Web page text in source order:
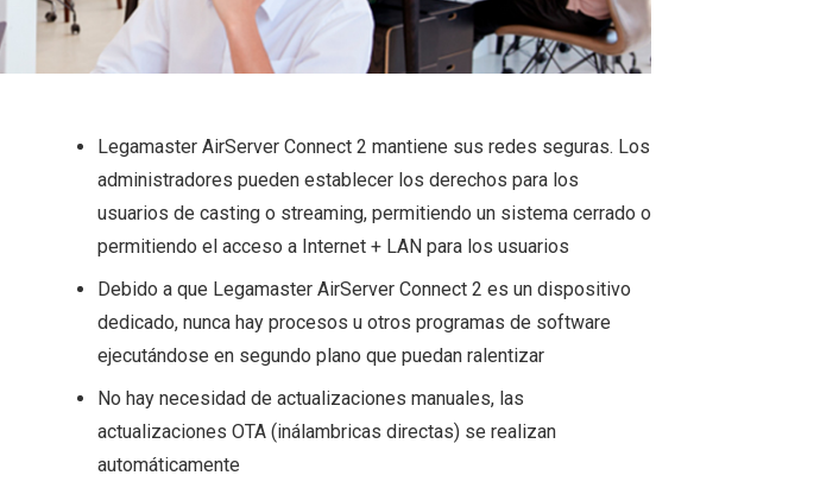
Legamaster AirServer Connect 2 mantiene sus redes seguras. Los
administradores pueden establecer los derechos para los
usuarios de casting o streaming, permitiendo un sistema cerrado o
permitiendo el acceso a Internet + LAN para los usuarios
Debido a que Legamaster AirServer Connect 2 es un dispositivo
dedicado, nunca hay procesos u otros programas de software
ejecutándose en segundo plano que puedan ralentizar
No hay necesidad de actualizaciones manuales, las
actualizaciones OTA (inálambricas directas) se realizan
automáticamente